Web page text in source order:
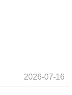
2026-07-16